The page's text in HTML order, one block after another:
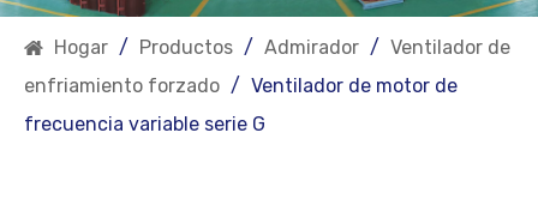
Hogar / Productos / Admirador / Ventilador de
enfriamiento forzado / Ventilador de motor de
frecuencia variable serie G